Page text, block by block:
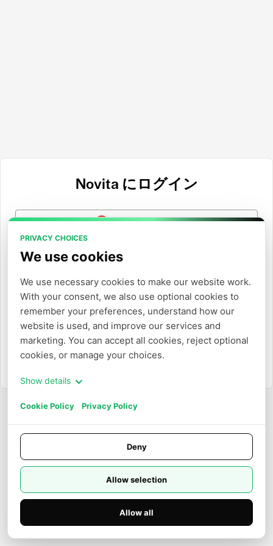
PRIVACY CHOICES
We use cookies
We use necessary cookies to make our website work.
With your consent, we also use optional cookies to
remember your preferences, understand how our
website is used, and improve our services and
marketing. You can accept all cookies, reject optional
cookies, or manage your choices.
Show details
Cookie Policy Privacy Policy
Deny
Allow selection
Allow all
Novita にログイン
Googleでログイン
または
メールアドレスでログイン